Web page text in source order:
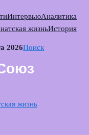
ИнтервьюАналитика
жизньИстория
2026Поиск
жизнь